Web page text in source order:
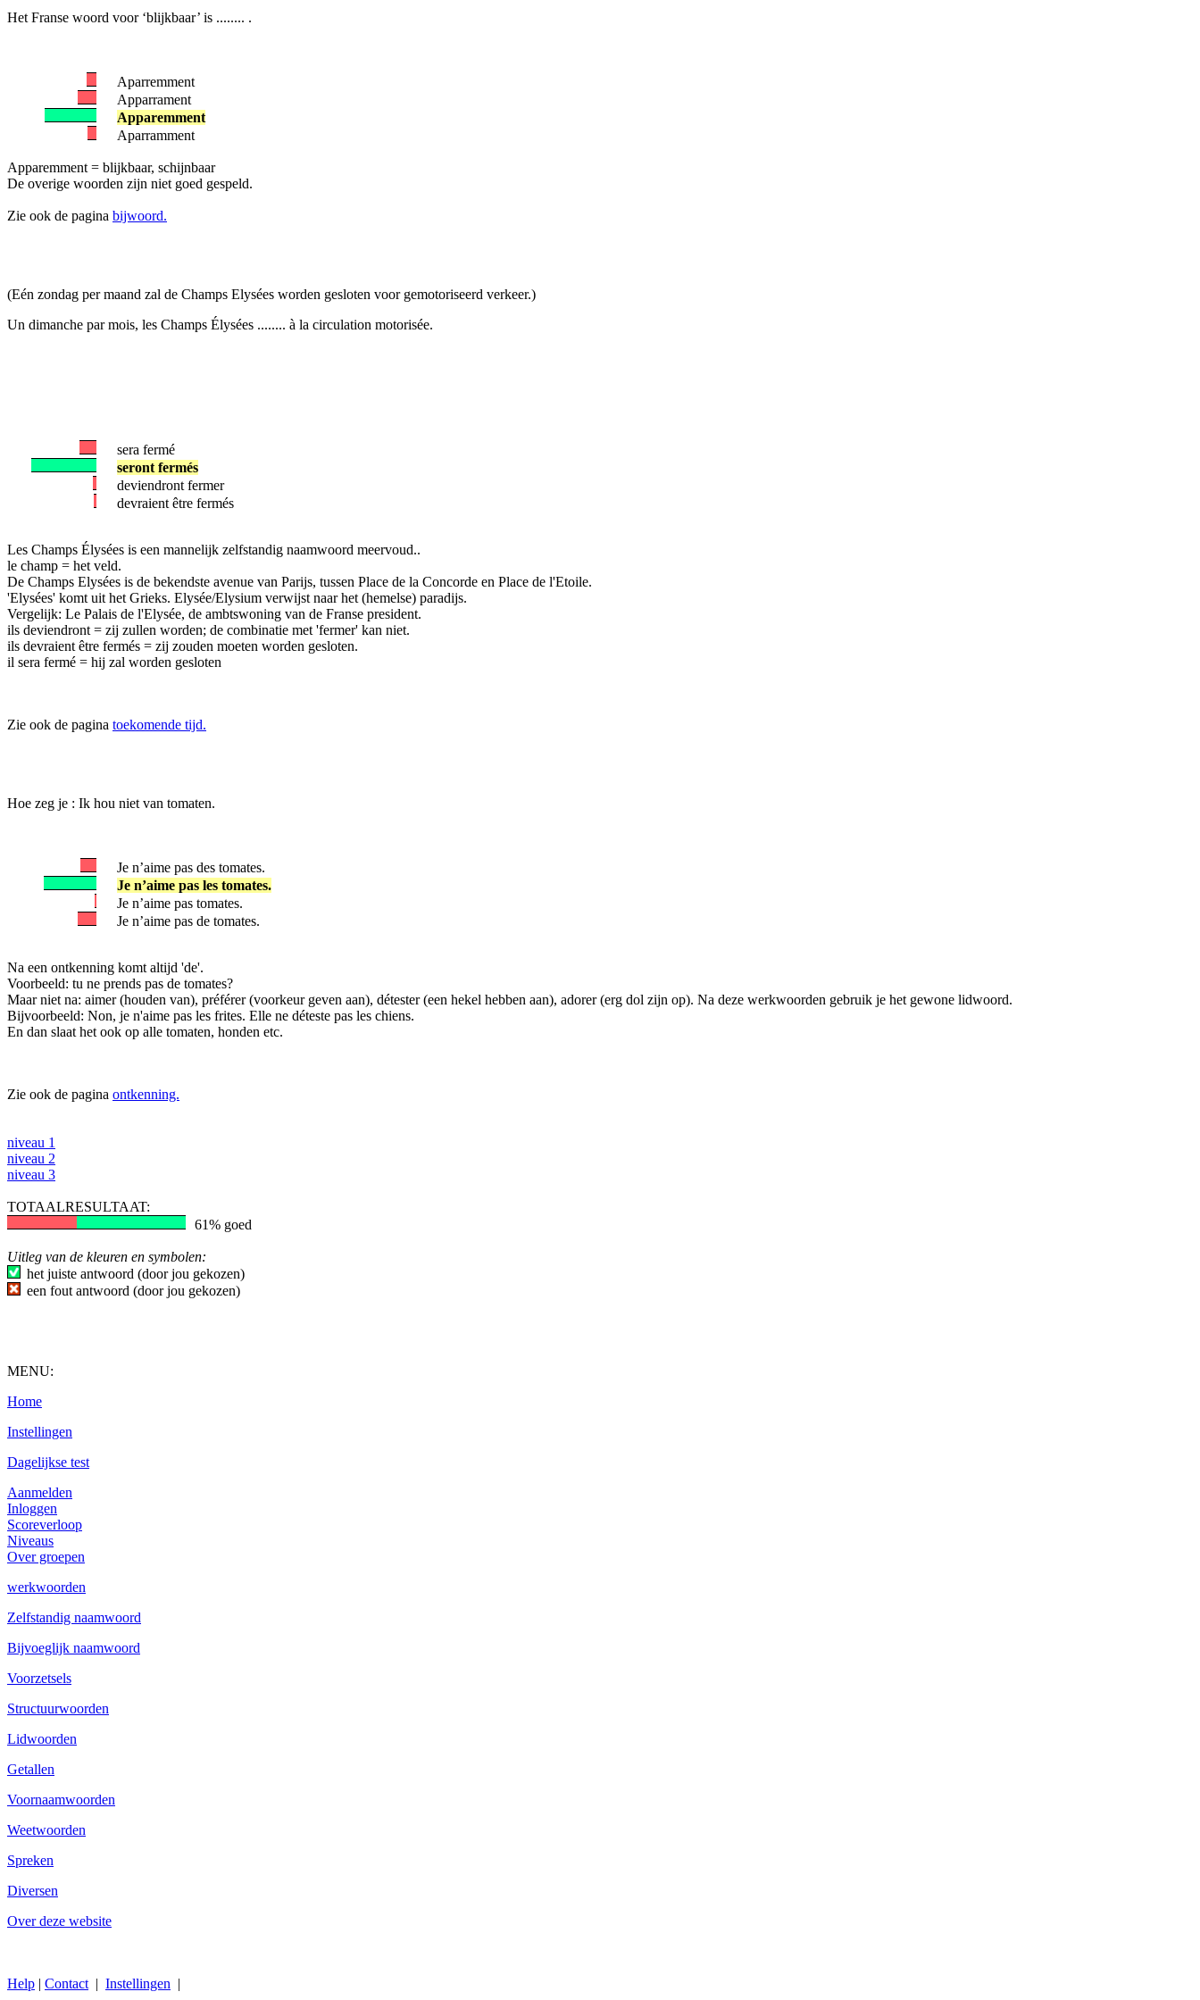
Het Franse woord voor ‘blijkbaar’ is ........ .
Aparremment
Apparrament
Apparemment
Aparramment
Apparemment = blijkbaar, schijnbaar
De overige woorden zijn niet goed gespeld.
Zie ook de pagina bijwoord.
(Eén zondag per maand zal de Champs Elysées worden gesloten voor gemotoriseerd verkeer.)
Un dimanche par mois, les Champs Élysées ........ à la circulation motorisée.
sera fermé
seront fermés
deviendront fermer
devraient être fermés
Les Champs Élysées is een mannelijk zelfstandig naamwoord meervoud..
le champ = het veld.
De Champs Elysées is de bekendste avenue van Parijs, tussen Place de la Concorde en Place de l'Etoile.
'Elysées' komt uit het Grieks. Elysée/Elysium verwijst naar het (hemelse) paradijs.
Vergelijk: Le Palais de l'Elysée, de ambtswoning van de Franse president.
ils deviendront = zij zullen worden; de combinatie met 'fermer' kan niet.
ils devraient être fermés = zij zouden moeten worden gesloten.
il sera fermé = hij zal worden gesloten
Zie ook de pagina toekomende tijd.
Hoe zeg je : Ik hou niet van tomaten.
Je n’aime pas des tomates.
Je n’aime pas les tomates.
Je n’aime pas tomates.
Je n’aime pas de tomates.
Na een ontkenning komt altijd 'de'.
Voorbeeld: tu ne prends pas de tomates?
Maar niet na: aimer (houden van), préférer (voorkeur geven aan), détester (een hekel hebben aan), adorer (erg dol zijn op). Na deze werkwoorden gebruik je het gewone lidwoord.
Bijvoorbeeld: Non, je n'aime pas les frites. Elle ne déteste pas les chiens.
En dan slaat het ook op alle tomaten, honden etc.
Zie ook de pagina ontkenning.
niveau 1
niveau 2
niveau 3
TOTAALRESULTAAT:
61% goed
Uitleg van de kleuren en symbolen:
het juiste antwoord (door jou gekozen)
een fout antwoord (door jou gekozen)
MENU:
Home
Instellingen
Dagelijkse test
Aanmelden
Inloggen
Scoreverloop
Niveaus
Over groepen
werkwoorden
Zelfstandig naamwoord
Bijvoeglijk naamwoord
Voorzetsels
Structuurwoorden
Lidwoorden
Getallen
Voornaamwoorden
Weetwoorden
Spreken
Diversen
Over deze website
Help | Contact | Instellingen |